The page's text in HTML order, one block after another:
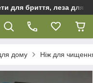
для бриття, леза для
дому Ніж для